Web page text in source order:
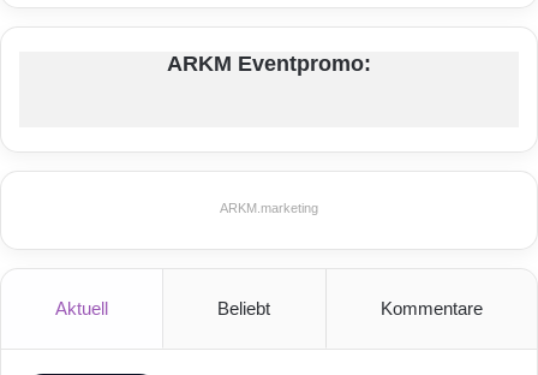
ARKM Eventpromo:
ARKM.marketing
Aktuell Beliebt Kommentare